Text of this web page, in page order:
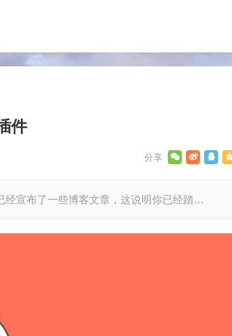
件
经宣布了一些博客文章，这说明你已经踏…